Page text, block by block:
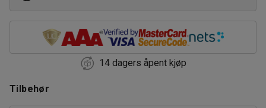
14 dagers åpent kjøp
Tilbehør